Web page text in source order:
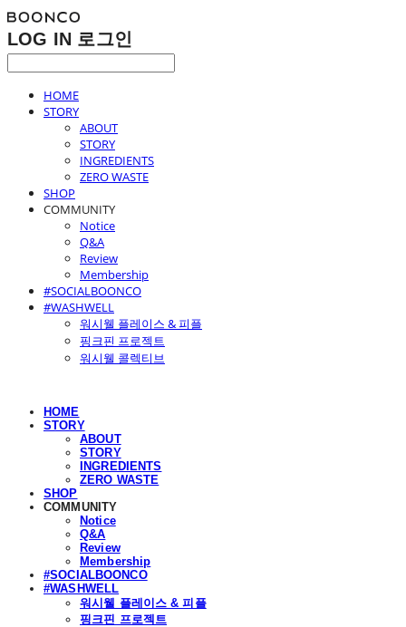
LOG IN 로그인
HOME
STORY
ABOUT
STORY
INGREDIENTS
ZERO WASTE
SHOP
COMMUNITY
Notice
Q&A
Review
Membership
#SOCIALBOONCO
#WASHWELL
워시웰 플레이스 & 피플
핑크핀 프로젝트
워시웰 콜렉티브
HOME
STORY
ABOUT
STORY
INGREDIENTS
ZERO WASTE
SHOP
COMMUNITY
Notice
Q&A
Review
Membership
#SOCIALBOONCO
#WASHWELL
워시웰 플레이스 & 피플
핑크핀 프로젝트